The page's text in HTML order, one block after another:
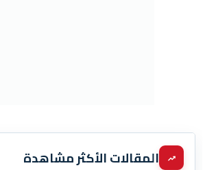
المقالات الأكثر مشاهدة